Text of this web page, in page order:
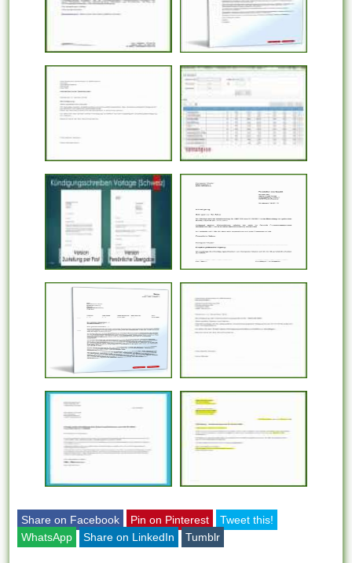
Share on Facebook Pin on Pinterest
Tweet this!
WhatsApp
Share on LinkedIn Tumblr